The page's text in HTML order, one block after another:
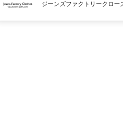
ジーンズファクトリークロー